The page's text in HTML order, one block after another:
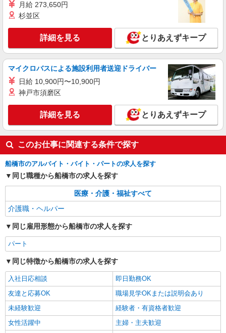
月給 273,650円
杉並区
詳細を見る とりあえずキープ
マイクロバスによる施設利用者送迎ドライバー
日給 10,900円〜10,900円
神戸市須磨区
詳細を見る とりあえずキープ
このお仕事に関連する条件で探す
船橋市のアルバイト・バイト・パートの求人を探す
同じ職種から船橋市の求人を探す
医療・介護・福祉すべて
介護職・ヘルパー
同じ雇用形態から船橋市の求人を探す
パート
同じ特徴から船橋市の求人を探す
入社日応相談
即日勤務OK
友達と応募OK
職場見学OKまたは説明会あり
未経験歓迎
経験者・有資格者歓迎
女性活躍中
主婦・主夫歓迎